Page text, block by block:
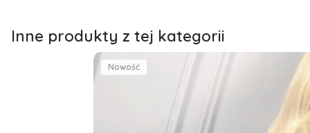
Inne produkty z tej kategorii
Nowość